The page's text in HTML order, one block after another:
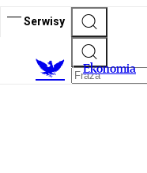
Serwisy
Ekonomia